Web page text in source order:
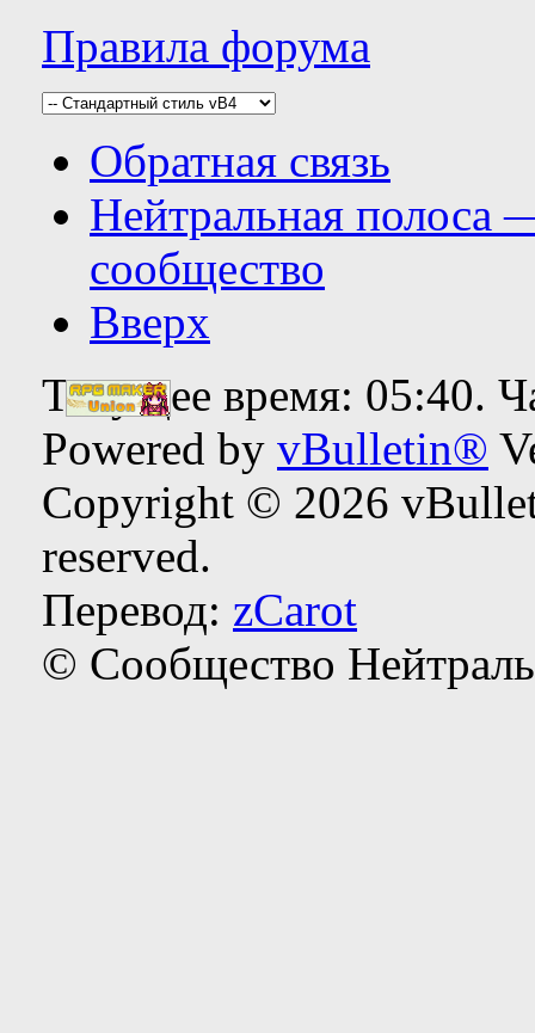
Правила форума
Обратная связь
Нейтральная полоса
сообщество
Вверх
Текущее время: 05:40.
Powered by vBulletin®
Copyright © 2026
reserved.
Перевод: zCarot
© Сообщество